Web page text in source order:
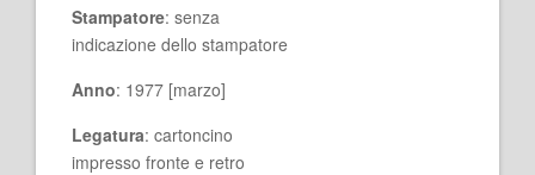
Stampatore: senza
indicazione dello stampatore
Anno: 1977 [marzo]
Legatura: cartoncino
impresso fronte e retro